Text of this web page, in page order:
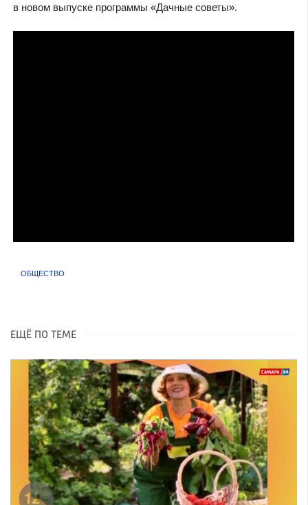
в новом выпуске программы «Дачные советы».
ОБЩЕСТВО
ЕЩЁ ПО ТЕМЕ